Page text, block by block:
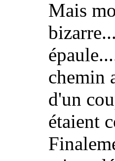
Mais
chemin
d'un
étaient